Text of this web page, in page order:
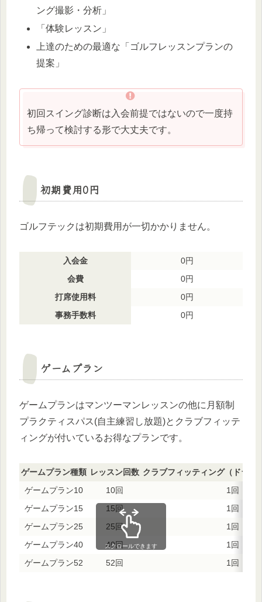
ング撮影・分析」
「体験レッスン」
上達のための最適な「ゴルフレッスンプランの
提案」
初回スイング診断は入会前提ではないので一度持
ち帰って検討する形で大丈夫です。
初期費用0円
ゴルフテックは初期費用が一切かかりません。
入会金
0円
会費
0円
打席使用料
0円
事務手数料
0円
ゲームプラン
ゲームプランはマンツーマンレッスンの他に月額制
プラクティスパス(自主練習し放題)とクラブフィッテ
ィングが付いているお得なプランです。
ゲームプラン種類 レッスン回数 クラブフィッティング（ドライ
ゲームプラン10
10回
1回
ゲームプラン15
15回
1回
ゲームプラン25
25回
1回
ゲームプラン40
40回
1回
ゲームプラン52
52回 1回
スクロールできます